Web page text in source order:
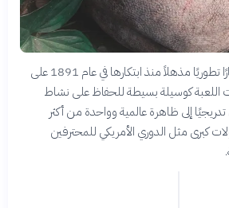
تتبع رياضة كرة السلة مسارًا تطوريًا مذهلاً منذ ابتكارها في عام 1891 على
كوسيلة بسيطة للحفاظ على نشاط
إلى ظاهرة عالمية وواحدة من أكثر
كبرى مثل الدوري الأمريكي للمحترفين